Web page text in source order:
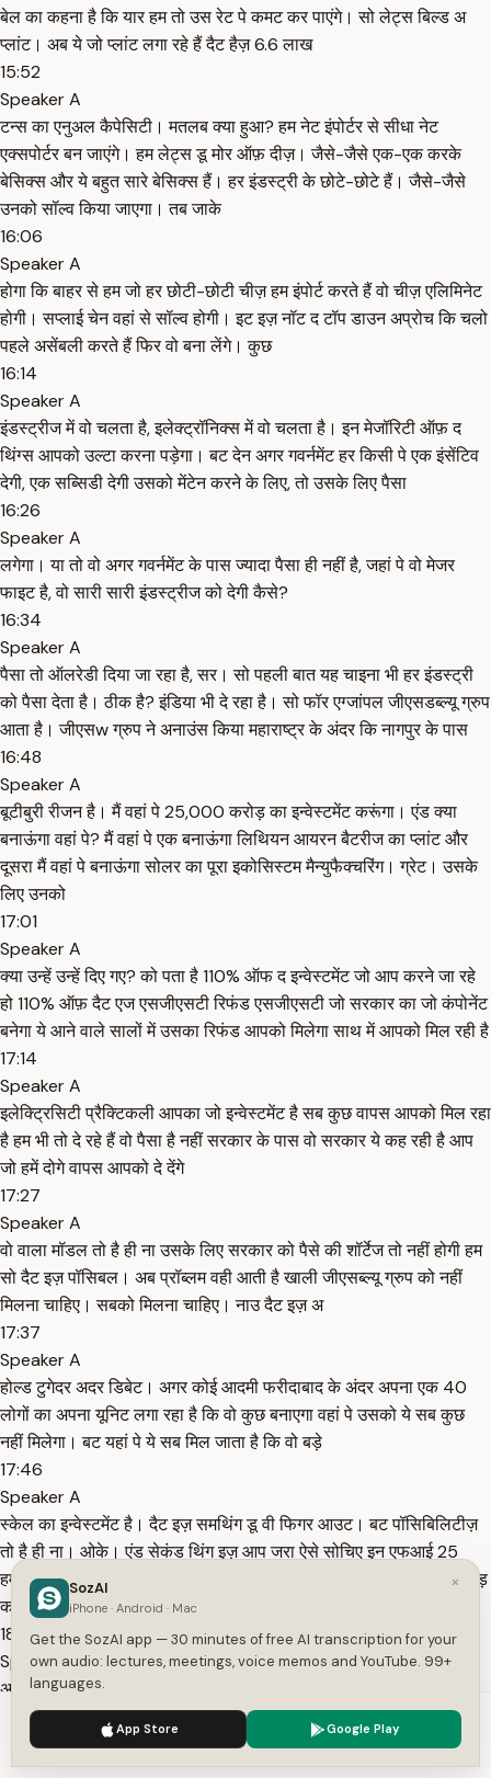
बेल का कहना है कि यार हम तो उस रेट पे कमट कर पाएंगे। सो लेट्स बिल्ड अ
प्लांट। अब ये जो प्लांट लगा रहे हैं दैट हैज़ 6.6 लाख
15:52
Speaker A
टन्स का एनुअल कैपेसिटी। मतलब क्या हुआ? हम नेट इंपोर्टर से सीधा नेट
एक्सपोर्टर बन जाएंगे। हम लेट्स डू मोर ऑफ़ दीज़। जैसे-जैसे एक-एक करके
बेसिक्स और ये बहुत सारे बेसिक्स हैं। हर इंडस्ट्री के छोटे-छोटे हैं। जैसे-जैसे
उनको सॉल्व किया जाएगा। तब जाके
16:06
Speaker A
होगा कि बाहर से हम जो हर छोटी-छोटी चीज़ हम इंपोर्ट करते हैं वो चीज़ एलिमिनेट
होगी। सप्लाई चेन वहां से सॉल्व होगी। इट इज़ नॉट द टॉप डाउन अप्रोच कि चलो
पहले असेंबली करते हैं फिर वो बना लेंगे। कुछ
16:14
Speaker A
इंडस्ट्रीज में वो चलता है, इलेक्ट्रॉनिक्स में वो चलता है। इन मेजॉरिटी ऑफ़ द
थिंग्स आपको उल्टा करना पड़ेगा। बट देन अगर गवर्नमेंट हर किसी पे एक इंसेंटिव
देगी, एक सब्सिडी देगी उसको मेंटेन करने के लिए, तो उसके लिए पैसा
16:26
Speaker A
लगेगा। या तो वो अगर गवर्नमेंट के पास ज्यादा पैसा ही नहीं है, जहां पे वो मेजर
फाइट है, वो सारी सारी इंडस्ट्रीज को देगी कैसे?
16:34
Speaker A
पैसा तो ऑलरेडी दिया जा रहा है, सर। सो पहली बात यह चाइना भी हर इंडस्ट्री
को पैसा देता है। ठीक है? इंडिया भी दे रहा है। सो फॉर एग्जांपल जीएसडब्ल्यू ग्रुप
आता है। जीएसw ग्रुप ने अनाउंस किया महाराष्ट्र के अंदर कि नागपुर के पास
16:48
Speaker A
बूटीबुरी रीजन है। मैं वहां पे 25,000 करोड़ का इन्वेस्टमेंट करूंगा। एंड क्या
बनाऊंगा वहां पे? मैं वहां पे एक बनाऊंगा लिथियन आयरन बैटरीज का प्लांट और
दूसरा मैं वहां पे बनाऊंगा सोलर का पूरा इकोसिस्टम मैन्युफैक्चरिंग। ग्रेट। उसके
लिए उनको
17:01
Speaker A
क्या उन्हें उन्हें दिए गए? को पता है 110% ऑफ द इन्वेस्टमेंट जो आप करने जा रहे
हो 110% ऑफ़ दैट एज एसजीएसटी रिफंड एसजीएसटी जो सरकार का जो कंपोनेंट
बनेगा ये आने वाले सालों में उसका रिफंड आपको मिलेगा साथ में आपको मिल रही है
17:14
Speaker A
इलेक्ट्रिसिटी प्रैक्टिकली आपका जो इन्वेस्टमेंट है सब कुछ वापस आपको मिल रहा
है हम भी तो दे रहे हैं वो पैसा है नहीं सरकार के पास वो सरकार ये कह रही है आप
जो हमें दोगे वापस आपको दे देंगे
17:27
Speaker A
वो वाला मॉडल तो है ही ना उसके लिए सरकार को पैसे की शॉर्टेज तो नहीं होगी हम
सो दैट इज़ पॉसिबल। अब प्रॉब्लम वही आती है खाली जीएसब्ल्यू ग्रुप को नहीं
मिलना चाहिए। सबको मिलना चाहिए। नाउ दैट इज़ अ
17:37
Speaker A
होल्ड टुगेदर अदर डिबेट। अगर कोई आदमी फरीदाबाद के अंदर अपना एक 40
लोगों का अपना यूनिट लगा रहा है कि वो कुछ बनाएगा वहां पे उसको ये सब कुछ
नहीं मिलेगा। बट यहां पे ये सब मिल जाता है कि वो बड़े
17:46
Speaker A
स्केल का इन्वेस्टमेंट है। दैट इज़ समथिंग डू वी फिगर आउट। बट पॉसिबिलिटीज़
तो है ही ना। ओके। एंड सेकंड थिंग इज़ आप जरा ऐसे सोचिए इन एफआई 25
हमारे पैन इंडिया आरबीआई का जो कैन है उसके हिसाब से लगभग 5.5 लाख करोड़
का
18:01
Speaker A
अक्रॉस स्टेट्स एंड सेंटर हमने फ्री बीस हमने बांटे। ठीक है? स्टेट गवर्नमेंट्स ने
जो कि इलेक्शन बाउंड जो स्टेट्स थे उन्होंने यह टाइम्स ऑफ इंडिया में आया था दैट
दे प्रॉमिस सम 1.05 लाख करोड़ उन्होंने बजट्स में जो अनाउंस किया था फॉर
18:16
We use cookies to enhance your experience.
×
SozAI
iPhone · Android · Mac
Get the SozAI app — 30 minutes of free AI transcription for your
own audio: lectures, meetings, voice memos and YouTube. 99+
languages.
App Store Google Play